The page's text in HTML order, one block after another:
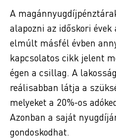
A
alapozni az időskori
elmúlt másfél évben
kapcsolatos cikk jelent
égen a csillag. A
reálisabban látja a
melyeket a 20%-os
Azonban a saját
gondoskodhat.